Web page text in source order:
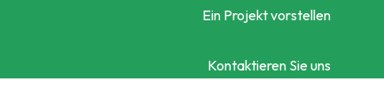
Ein Projekt vorstellen
Kontaktieren Sie uns